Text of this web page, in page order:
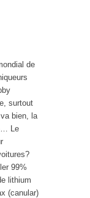
de
surtout
bien, la
Le
99%
lithium
(canular)